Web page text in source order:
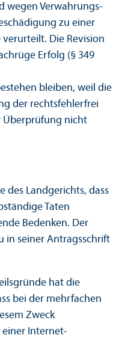
wegen Verwahrungs­
zu einer
Die Revision
Erfolg (§ 349
bleiben, weil die
der rechts­fehlerfrei
Über­prüfung nicht
des Landgerichts, dass
Taten
Bedenken. Der
in seiner Antragsschrift
hat die
bei der mehrfachen
Zweck
Internet-